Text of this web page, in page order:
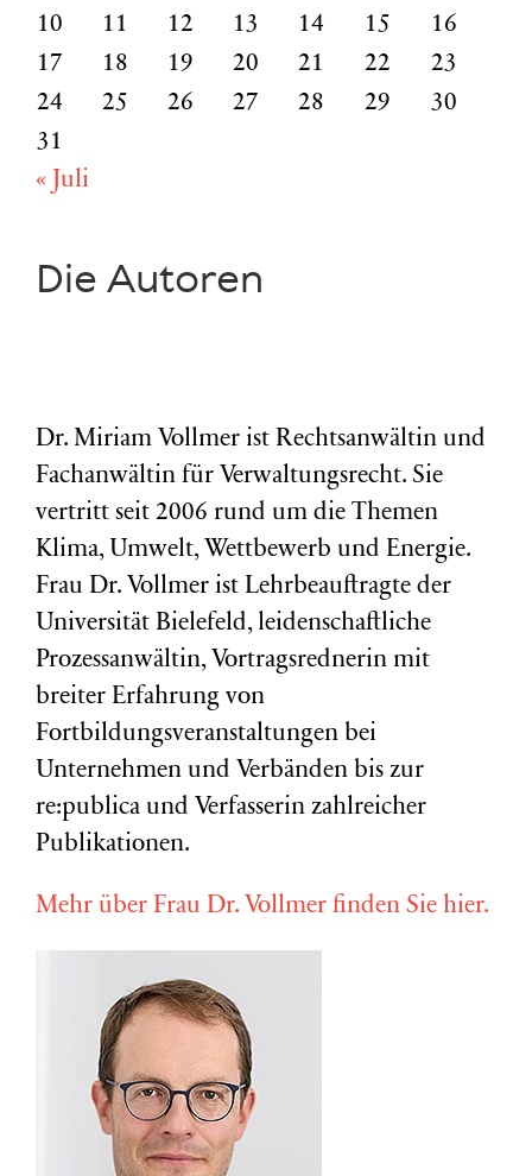
10
11 12 13 14 15
16
17
18 19 20 21 22
23
24
25 26 27 28 29
30
31
« Juli
Die Autoren
Dr. Miriam Vollmer ist Rechtsanwältin und
Fachanwältin für Verwaltungsrecht. Sie
vertritt seit 2006 rund um die Themen
Klima, Umwelt, Wettbewerb und Energie.
Frau Dr. Vollmer ist Lehrbeauftragte der
Universität Bielefeld, leidenschaftliche
Prozessanwältin, Vortragsrednerin mit
breiter Erfahrung von
Fortbildungsveranstaltungen bei
Unternehmen und Verbänden bis zur
re:publica und Verfasserin zahlreicher
Publikationen.
Mehr über Frau Dr. Vollmer finden Sie hier.